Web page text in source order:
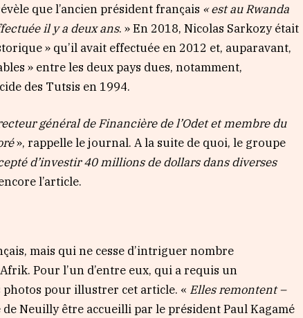
que l’ancien président français « est au Rwanda
il y a deux ans. » En 2018, Nicolas Sarkozy était
» qu’il avait effectuée en 2012 et, auparavant,
» entre les deux pays dues, notamment,
des Tutsis en 1994.
général de Financière de l’Odet etmembredu
», rappelle le journal. A la suite de quoi, le groupe
d’investir 40 millions de dollars dans diverses
l’article.
mais qui ne cesse d’intriguer nombre
Pour l’un d’entre eux, qui a requis un
pour illustrer cet article. « Ellesremontent–
de Neuilly être accueilli par le président Paul Kagamé